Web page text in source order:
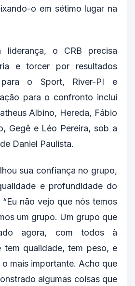
o em sétimo lugar na
liderança, o CRB precisa
e torcer por resultados
para o Sport, River-PI e
para o confronto inclui
Albino, Hereda, Fábio
Gegê e Léo Pereira, sob a
Daniel Paulista.
sua confiança no grupo,
e profundidade do
não vejo que nós temos
um grupo. Um grupo que
agora, com todos à
tem qualidade, tem peso, e
mais importante. Acho que
algumas coisas que